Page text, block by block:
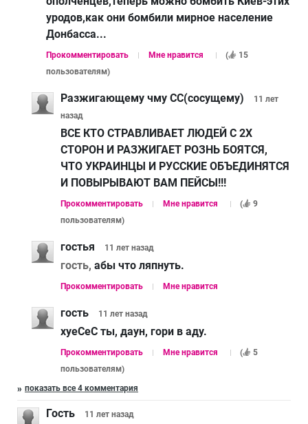
уродов,как они бомбили мирное население
Донбасса...
Прокомментировать Мне нравится (
15
пользователям)
Разжигающему чму СС(сосущему)
11 лет
назад
ВСЕ КТО СТРАВЛИВАЕТ ЛЮДЕЙ С 2Х
СТОРОН И РАЗЖИГАЕТ РОЗНЬ БОЯТСЯ,
ЧТО УКРАИНЦЫ И РУССКИЕ ОБЪЕДИНЯТСЯ
И ПОВЫРЫВАЮТ ВАМ ПЕЙСЫ!!!
Прокомментировать Мне нравится (
9
пользователям)
гостья 11 лет назад
гость, абы что ляпнуть.
Прокомментировать Мне нравится
гость 11 лет назад
хуеСеС ты, даун, гори в аду.
Прокомментировать Мне нравится (
5
пользователям)
показать все 4 комментария
Гость 11 лет назад